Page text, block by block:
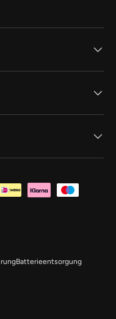
Batterieentsorgung